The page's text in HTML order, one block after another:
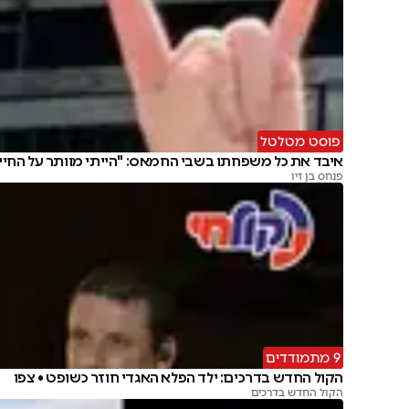
פוסט מטלטל
איבד את כל משפחתו בשבי החמאס: "הייתי מוותר על
פנחס בן זיו
9 מתמודדים
הקול החדש בדרכים: ילד הפלא האגדי חוזר כשופט • צפו
הקול החדש בדרכים